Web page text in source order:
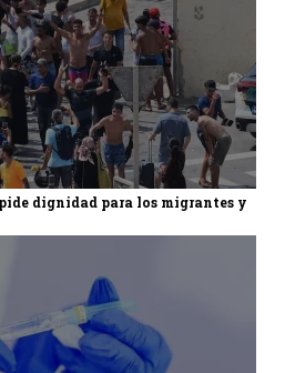
dignidad para los migrantes y